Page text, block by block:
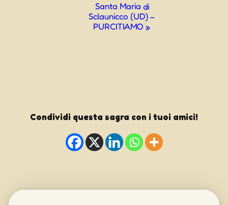
Santa Maria di
Sclaunicco (UD) –
PURCITIAMO»
Condividi questa sagra con i tuoi amici!